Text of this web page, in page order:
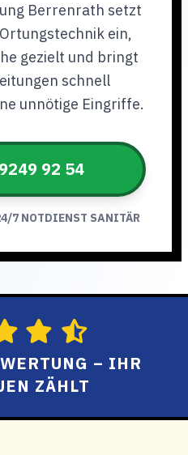
Berrenrath setzt
ein,
gezielt und bringt
schnell
unnötige Eingriffe.
92 54
7 NOTDIENST SANITÄR
– IHR
ZÄHLT